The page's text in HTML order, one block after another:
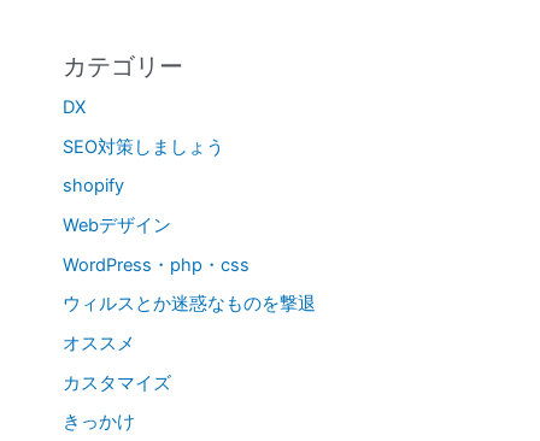
カテゴリー
DX
SEO対策しましょう
shopify
Webデザイン
WordPress・php・css
ウィルスとか迷惑なものを撃退
オススメ
カスタマイズ
きっかけ